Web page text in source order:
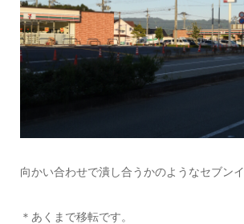
向かい合わせで潰し合うかのようなセブン
＊あくまで移転です。